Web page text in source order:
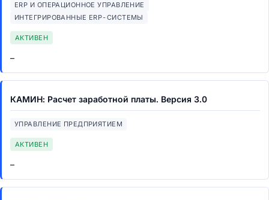
ERP И ОПЕРАЦИОННОЕ УПРАВЛЕНИЕ
ИНТЕГРИРОВАННЫЕ ERP-СИСТЕМЫ
АКТИВЕН
–
КАМИН: Расчет заработной платы. Версия 3.0
УПРАВЛЕНИЕ ПРЕДПРИЯТИЕМ
АКТИВЕН
–